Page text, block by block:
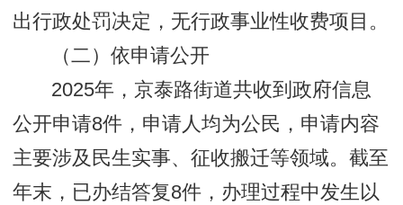
出行政处罚决定，无行政事业性收费项目。
（二）依申请公开
2025年，京泰路街道共收到政府信息
公开申请8件，申请人均为公民，申请内容
主要涉及民生实事、征收搬迁等领域。截至
年末，已办结答复8件，办理过程中发生以